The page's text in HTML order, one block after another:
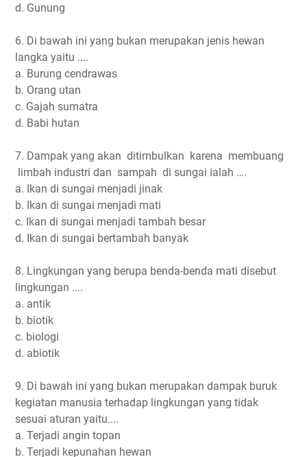
d. Gunung
6. Di bawah ini yang bukan merupakan jenis hewan
langka yaitu ....
a. Burung cendrawas
b. Orang utan
c. Gajah sumatra
d. Babi hutan
7. Dampak yang akan ditimbulkan karena membuang
limbah industri dan sampah di sungai ialah ….
a. Ikan di sungai menjadi jinak
b. Ikan di sungai menjadi mati
c. Ikan di sungai menjadi tambah besar
d. Ikan di sungai bertambah banyak
8. Lingkungan yang berupa benda-benda mati disebut
lingkungan ....
a. antik
b. biotik
c. biologi
d. abiotik
9. Di bawah ini yang bukan merupakan dampak buruk
kegiatan manusia terhadap lingkungan yang tidak
sesuai aturan yaitu....
a. Terjadi angin topan
b. Terjadi kepunahan hewan